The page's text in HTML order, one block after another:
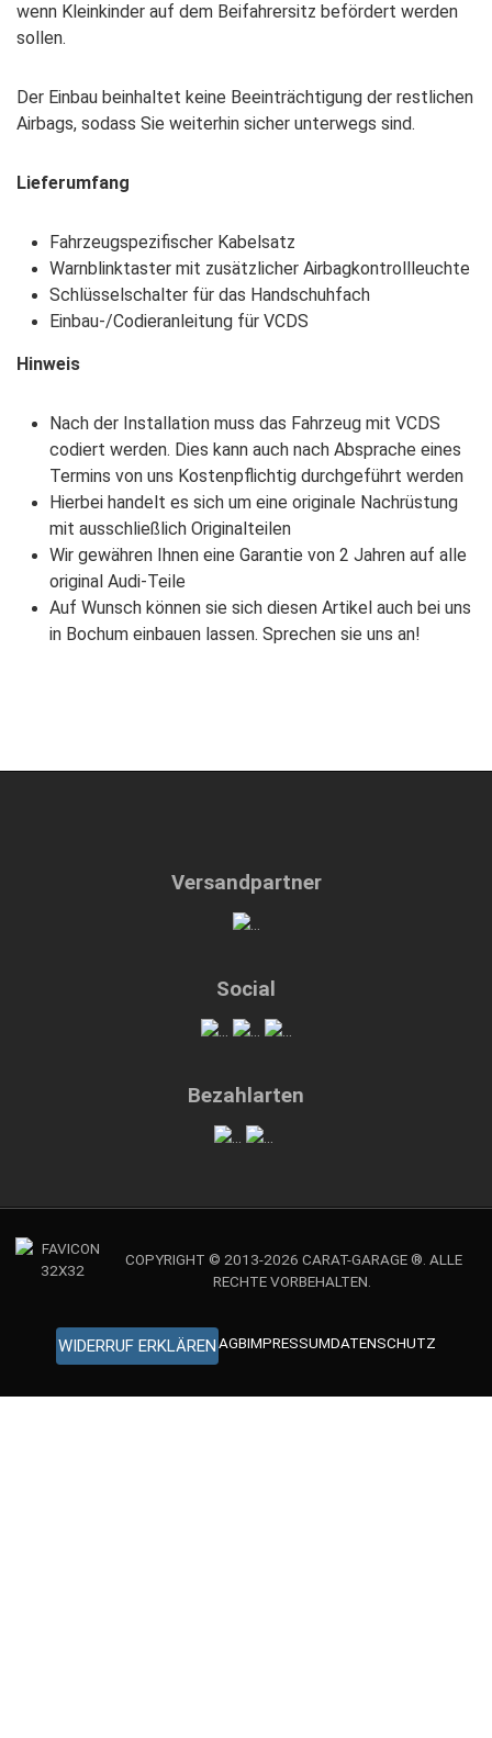
wenn Kleinkinder auf dem Beifahrersitz befördert werden
sollen.
Der Einbau beinhaltet keine Beeinträchtigung der restlichen
Airbags, sodass Sie weiterhin sicher unterwegs sind.
Lieferumfang
Fahrzeugspezifischer Kabelsatz
Warnblinktaster mit zusätzlicher Airbagkontrollleuchte
Schlüsselschalter für das Handschuhfach
Einbau-/Codieranleitung für VCDS
Hinweis
Nach der Installation muss das Fahrzeug mit VCDS
codiert werden. Dies kann auch nach Absprache eines
Termins von uns Kostenpflichtig durchgeführt werden
Hierbei handelt es sich um eine originale Nachrüstung
mit ausschließlich Originalteilen
Wir gewähren Ihnen eine Garantie von 2 Jahren auf alle
original Audi-Teile
Auf Wunsch können sie sich diesen Artikel auch bei uns
in Bochum einbauen lassen. Sprechen sie uns an!
Versandpartner
Social
Bezahlarten
COPYRIGHT © 2013-2026 CARAT-GARAGE ®. ALLE
RECHTE VORBEHALTEN.
WIDERRUF ERKLÄRENAGBIMPRESSUMDATENSCHUTZ